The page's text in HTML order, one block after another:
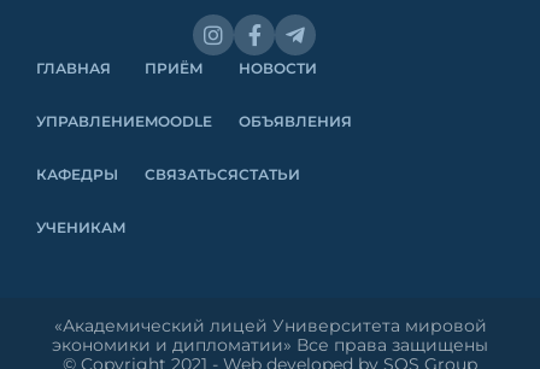
ГЛАВНАЯ
УПРАВЛЕНИЕ
КАФЕДРЫ
УЧЕНИКАМ
ПРИЁМ
MOODLE
СВЯЗАТЬСЯ
НОВОСТИ
ОБЪЯВЛЕНИЯ
СТАТЬИ
«Академический лицей Университета мировой
экономики и дипломатии» Все права защищены
© Copyright 2021 - Web developed by SOS Group